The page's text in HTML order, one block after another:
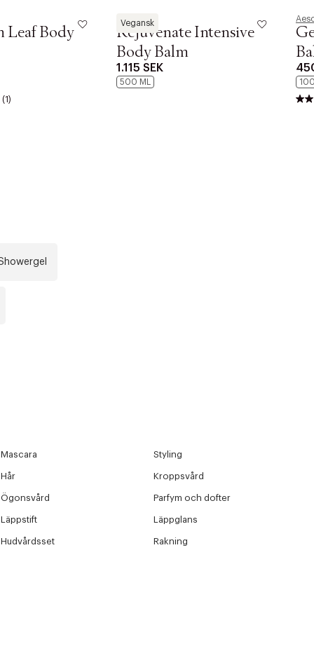
Leaf Body
(1)
Vegansk
Aesop
Rejuvenate Intensive
Body Balm
1.115 SEK
500 ML
Mascara Styling
Hår Kroppsvård
Ögonsvård Parfym och dofter
Läppstift Läppglans
Hudvårdsset Rakning